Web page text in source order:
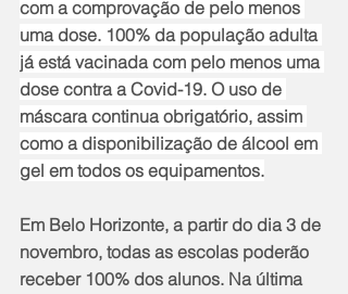
com a comprovação de pelo menos
uma dose. 100% da população adulta
já está vacinada com pelo menos uma
dose contra a Covid-19. O uso de
máscara continua obrigatório, assim
como a disponibilização de álcool em
gel em todos os equipamentos.
Em Belo Horizonte, a partir do dia 3 de
novembro, todas as escolas poderão
receber 100% dos alunos. Na última